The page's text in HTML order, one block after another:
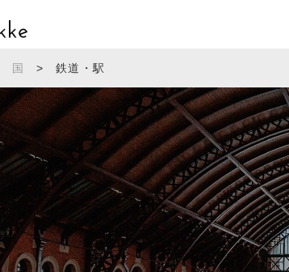
国 > 鉄道・駅